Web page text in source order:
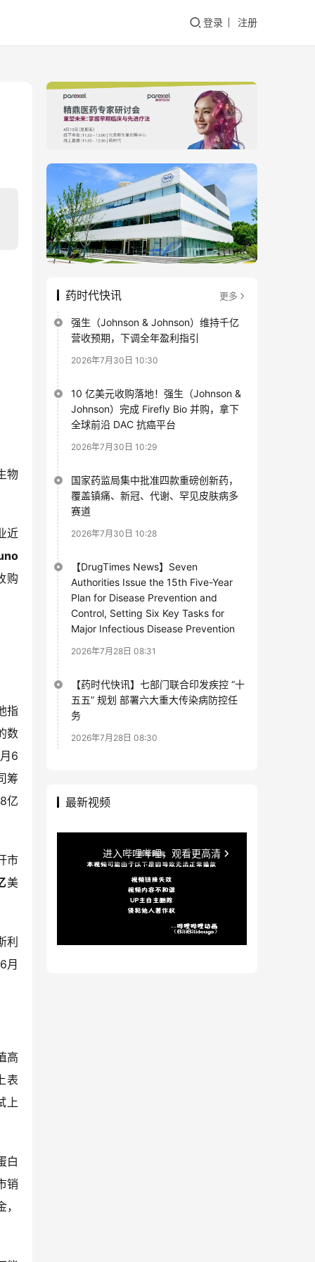
登录 注册
物
近
购
指
数
6
筹
亿
市
美
利
月
高
表
上
白
销
药时代快讯 更多
强生（Johnson & Johnson）维持千亿
营收预期，下调全年盈利指引
2026年7月30日 10:30
10 亿美元收购落地！强生（Johnson &
Johnson）完成 Firefly Bio 并购，拿下
全球前沿 DAC 抗癌平台
2026年7月30日 10:29
国家药监局集中批准四款重磅创新药，
覆盖镇痛、新冠、代谢、罕见皮肤病多
赛道
2026年7月30日 10:28
【DrugTimes News】Seven
Authorities Issue the 15th Five-Year
Plan for Disease Prevention and
Control, Setting Six Key Tasks for
Major Infectious Disease Prevention
2026年7月28日 08:31
【药时代快讯】七部门联合印发疾控 “十
五五” 规划 部署六大重大传染病防控任
务
2026年7月28日 08:30
最新视频